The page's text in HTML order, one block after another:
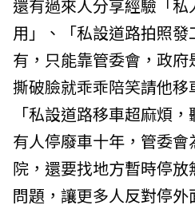
還有過來人分享經驗「
用」、「私設道路拍照
有，只能靠管委會，政
撕破臉就乖乖陪笑請他移
「私設道路移車超麻煩
有人停廢車十年，管委
院，還要找地方暫時停
問題，讓更多人反對停